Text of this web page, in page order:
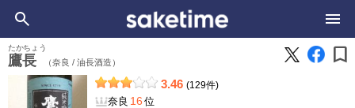
鷹長
たかちょう
（奈良 /油長酒造） bookmark
3.46 (129件)
奈良 16 位